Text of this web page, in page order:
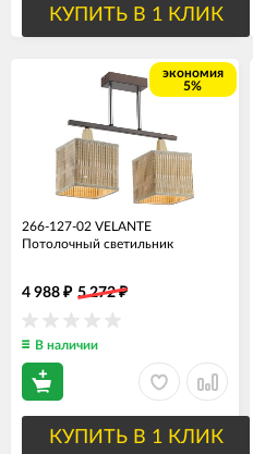
КУПИТЬ В 1 КЛИК
экономия
5%
266-127-02 VELANTE
Потолочный светильник
4 988 ₽ 5 272₽
В наличии
КУПИТЬ В 1 КЛИК